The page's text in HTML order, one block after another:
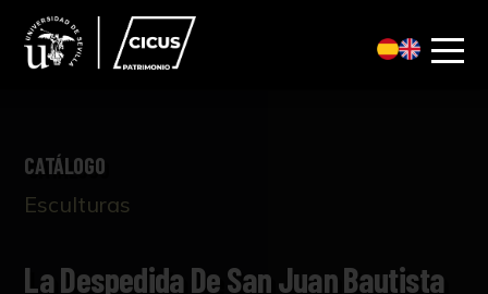
CATÁLOGO
Esculturas
La Despedida De San Juan Bautista